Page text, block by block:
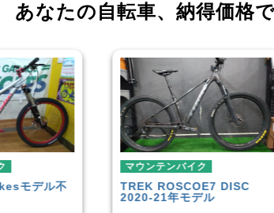
あなたの自転車、 納得価格
DISC
マウンテンバイク
Rocky Mountain Element
Carbon30 2022年モデル